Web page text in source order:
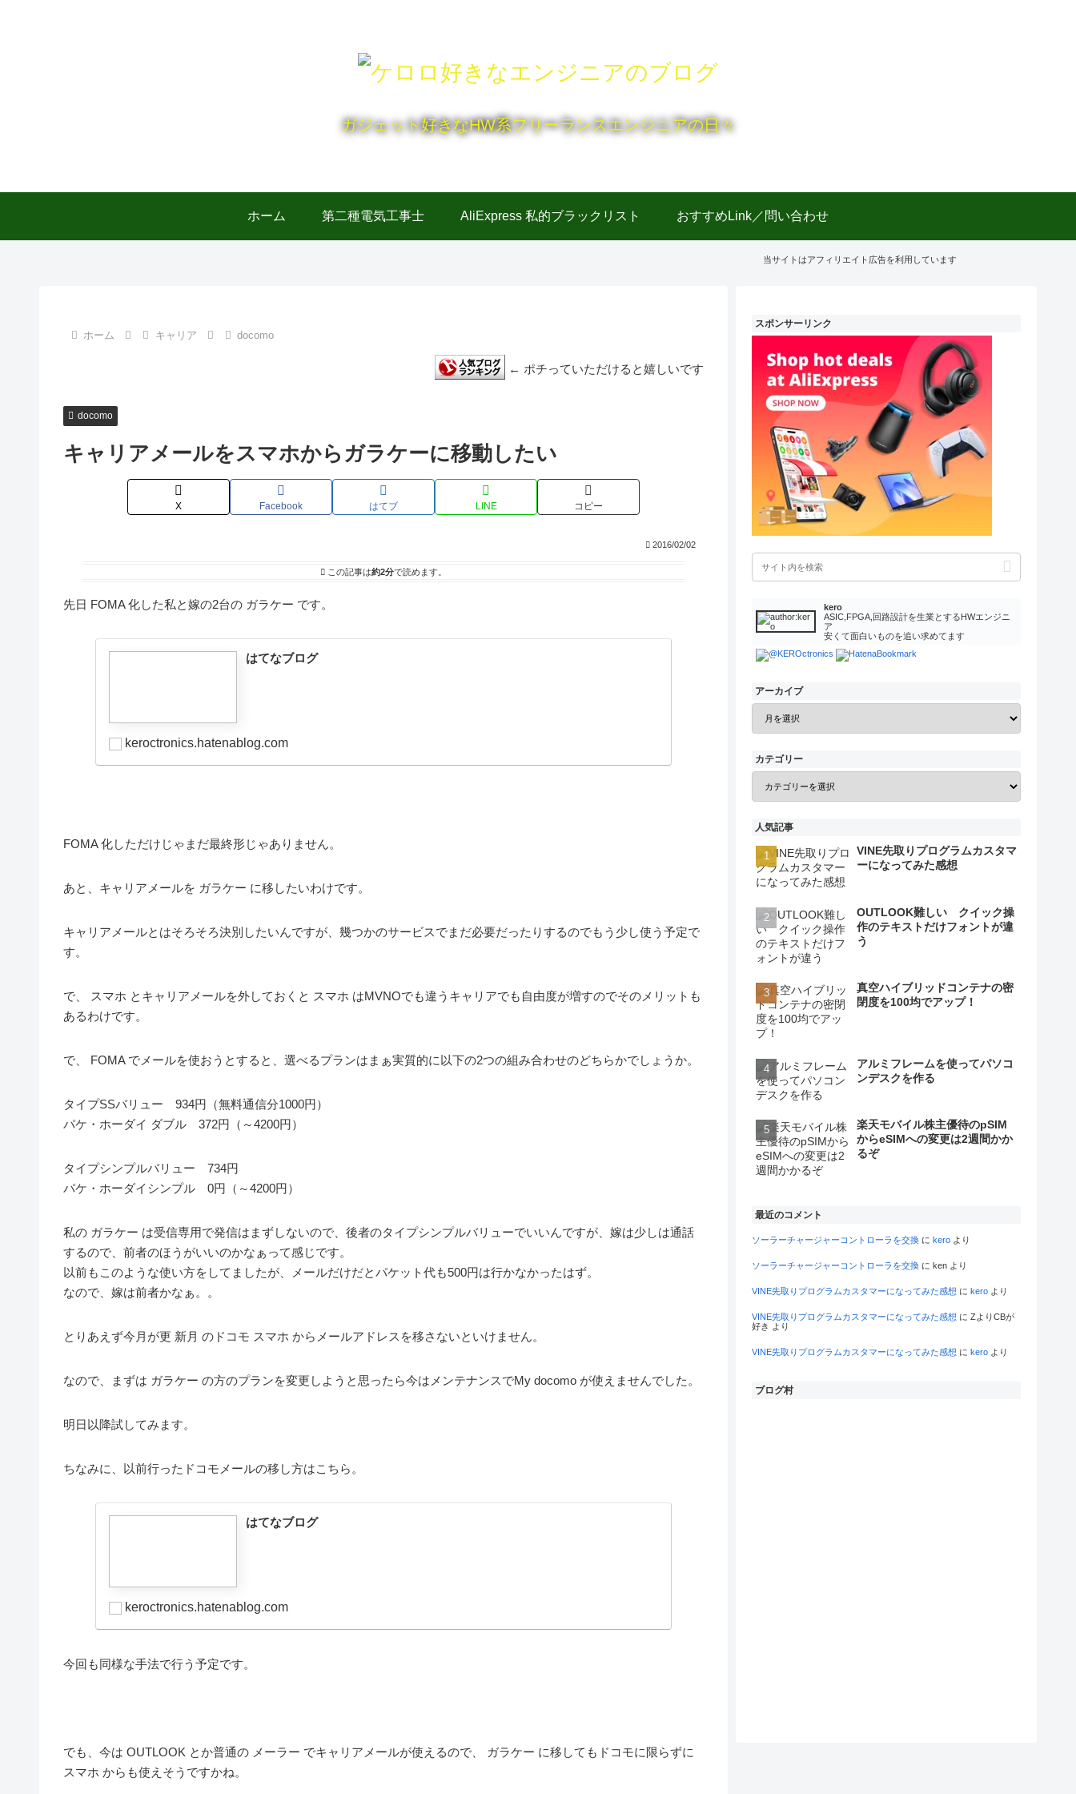
ガジェット好きなHW系フリーランスエンジニアの日々
ホーム 第二種電気工事士 AliExpress 私的ブラックリスト おすすめLink／問い合わせ
当サイトはアフィリエイト広告を利用しています
ホーム キャリア docomo
← ポチっていただけると嬉しいです
docomo
キャリアメールをスマホからガラケーに移動したい
X Facebook はてブ LINE コピー
2016/02/02
この記事は約2分で読めます。
先日 FOMA 化した私と嫁の2台の ガラケー です。
はてなブログ
keroctronics.hatenablog.com
FOMA 化しただけじゃまだ最終形じゃありません。
あと、キャリアメールを ガラケー に移したいわけです。
キャリアメールとはそろそろ決別したいんですが、幾つかのサービスでまだ必要だったりするのでもう少し使う予定で
す。
で、 スマホ とキャリアメールを外しておくと スマホ はMVNOでも違うキャリアでも自由度が増すのでそのメリットも
あるわけです。
で、 FOMA でメールを使おうとすると、選べるプランはまぁ実質的に以下の2つの組み合わせのどちらかでしょうか。
タイプSSバリュー 934円（無料通信分1000円）
パケ・ホーダイ ダブル 372円（～4200円）
タイプシンプルバリュー 734円
パケ・ホーダイシンプル 0円（～4200円）
私の ガラケー は受信専用で発信はまずしないので、後者のタイプシンプルバリューでいいんですが、嫁は少しは通話
するので、前者のほうがいいのかなぁって感じです。
以前もこのような使い方をしてましたが、メールだけだとパケット代も500円は行かなかったはず。
なので、嫁は前者かなぁ。。
とりあえず今月が更 新月 のドコモ スマホ からメールアドレスを移さないといけません。
なので、まずは ガラケー の方のプランを変更しようと思ったら今はメンテナンスでMy docomo が使えませんでした。
明日以降試してみます。
ちなみに、以前行ったドコモメールの移し方はこちら。
はてなブログ
keroctronics.hatenablog.com
今回も同様な手法で行う予定です。
でも、今は OUTLOOK とか普通の メーラー でキャリアメールが使えるので、 ガラケー に移してもドコモに限らずに
スマホ からも使えそうですかね。
スポンサーリンク
kero
ASIC,FPGA,回路設計を生業とするHWエンジニ
ア
安くて面白いものを追い求めてます
アーカイブ
カテゴリー
人気記事
VINE先取りプログラムカスタマ
ーになってみた感想
OUTLOOK難しい クイック操
作のテキストだけフォントが違
う
真空ハイブリッドコンテナの密
閉度を100均でアップ！
アルミフレームを使ってパソコ
ンデスクを作る
楽天モバイル株主優待のpSIM
からeSIMへの変更は2週間かか
るぞ
最近のコメント
ソーラーチャージャーコントローラを交換 に kero より
ソーラーチャージャーコントローラを交換 に ken より
VINE先取りプログラムカスタマーになってみた感想 に kero より
VINE先取りプログラムカスタマーになってみた感想 に ZよりCBが
好き より
VINE先取りプログラムカスタマーになってみた感想 に kero より
ブログ村